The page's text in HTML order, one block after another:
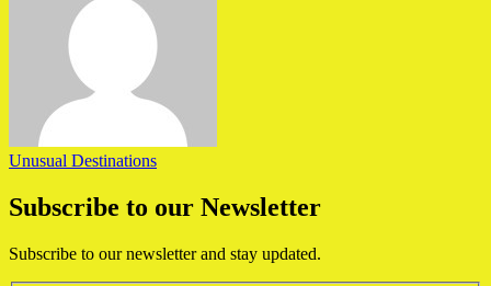
Unusual Destinations
Subscribe to our Newsletter
Subscribe to our newsletter and stay updated.